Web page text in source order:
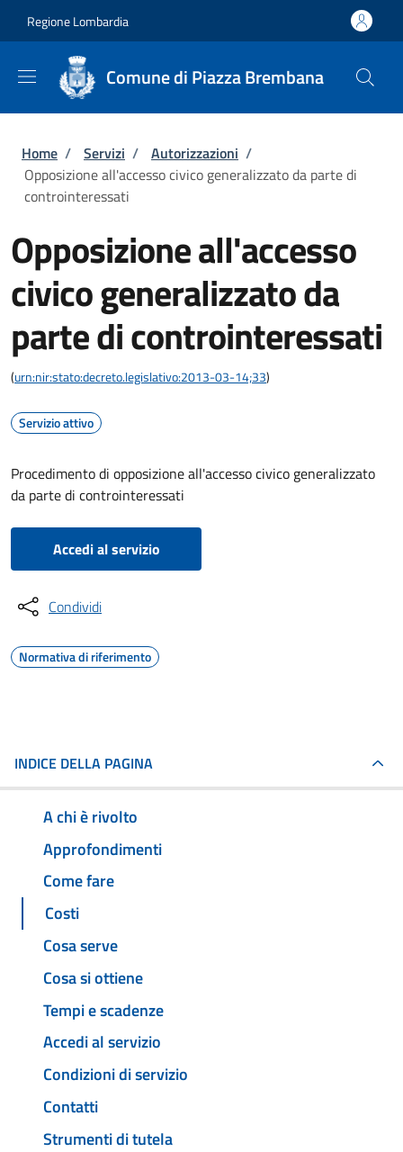
Regione Lombardia
Comune di Piazza Brembana
Briciole di pane
Home / Servizi / Autorizzazioni /
Opposizione all'accesso civico generalizzato da parte di
controinteressati
Opposizione all'accesso
civico generalizzato da
parte di controinteressati
(urn:nir:stato:decreto.legislativo:2013-03-14;33)
Servizio attivo
Procedimento di opposizione all'accesso civico generalizzato
da parte di controinteressati
Accedi al servizio
Condividi
Normativa di riferimento
INDICE DELLA PAGINA
A chi è rivolto
Approfondimenti
Come fare
Costi
Cosa serve
Cosa si ottiene
Tempi e scadenze
Accedi al servizio
Condizioni di servizio
Contatti
Strumenti di tutela